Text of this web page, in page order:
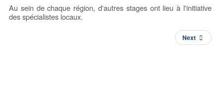
Au sein de chaque région, d'autres stages ont lieu à l'initiative
des spécialistes locaux.
Next